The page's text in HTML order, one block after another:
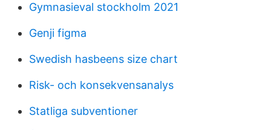
Gymnasieval stockholm 2021
Genji figma
Swedish hasbeens size chart
Risk- och konsekvensanalys
Statliga subventioner